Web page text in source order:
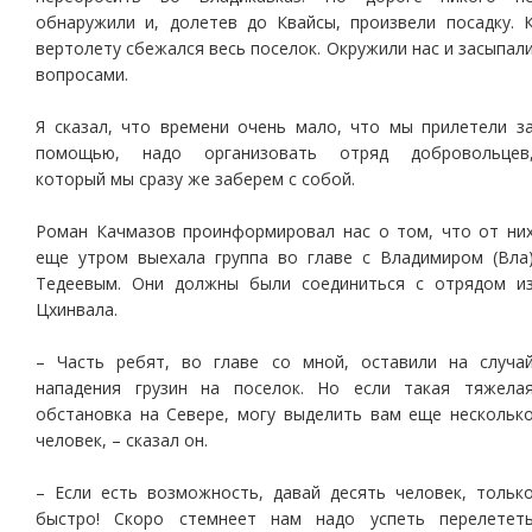
обнаружили и, долетев до Квайсы, произвели посадку.
вертолету сбежался весь поселок. Окружили нас и
вопросами.
Я сказал, что времени очень мало, что мы прилетели
помощью, надо организовать отряд
который мы сразу же заберем с собой.
Роман Качмазов проинформировал нас о том, что от
еще утром выехала группа во главе с Владимиром
Тедеевым. Они должны были соединиться с отрядом
Цхинвала.
– Часть ребят, во главе со мной, оставили на
нападения грузин на поселок. Но если такая
обстановка на Севере, могу выделить вам еще
человек, – сказал он.
– Если есть возможность, давай десять человек,
быстро! Скоро стемнеет нам надо успеть